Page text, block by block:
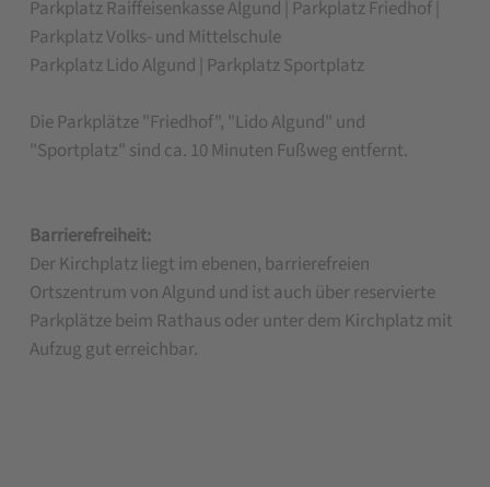
Parkplatz Raiffeisenkasse Algund | Parkplatz Friedhof |
Parkplatz Volks- und Mittelschule
Parkplatz Lido Algund | Parkplatz Sportplatz
Die Parkplätze "Friedhof", "Lido Algund" und
"Sportplatz" sind ca. 10 Minuten Fußweg entfernt.
Barrierefreiheit:
Der Kirchplatz liegt im ebenen, barrierefreien
Ortszentrum von Algund und ist auch über reservierte
Parkplätze beim Rathaus oder unter dem Kirchplatz mit
Aufzug gut erreichbar.